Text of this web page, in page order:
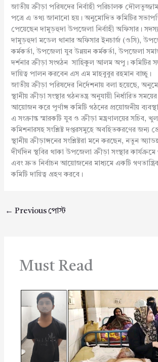
জাতীয় ক্রীড়া পরিষদের নির্বাহী পরিচালক
পত্রে এ তথ্য জানানো হয়। অনুমোদিত কমিটির সভাপতি
পেয়েছেন দামুড়হুদা উপজেলা নির্বাহী অফিসার।
দামুড়হুদা মডেল থানার অফিসার ইনচার্জ (ওসি),
কর্মকর্তা, উপজেলা যুব উন্নয়ন কর্মকর্তা, উপজেলা
দর্শনার ক্রীড়া সংগঠন সাহিকুল আলম অপু। কমিটির
দায়িত্ব পালন করবেন এস এম মাহবুবুর রহমান বাচ্চু।
জাতীয় ক্রীড়া পরিষদের নির্দেশনায় বলা হয়েছে,
স্থানীয় ক্রীড়া সংস্থার গঠনতন্ত্র অনুযায়ী নির্ধারিত সময়ের
আয়োজন করে পূর্ণাঙ্গ কমিটি গঠনের প্রয়োজনীয়
এ সংক্রান্ত স্মারকটি যুব ও ক্রীড়া মন্ত্রণালয়ের সচিব,
কমিশনারসহ সংশ্লিষ্ট দপ্তরসমুহে অবহিতকরণের জন্য
স্থানীয় ক্রীড়াঙ্গনের সংশ্লিষ্টরা মনে করছেন, নতুন
দীর্ঘদিন স্থবির থাকা উপজেলা ক্রীড়া সংস্থার
এবং দ্রুত নির্বাচন আয়োজনের মাধ্যমে একটি
কমিটি দায়িত্ব গ্রহণ করবে।
← Previous পোস্ট
Must Read